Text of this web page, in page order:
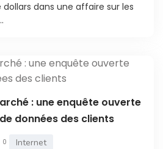
dans une affaire sur les
: une enquête ouverte
données des clients
0 Internet